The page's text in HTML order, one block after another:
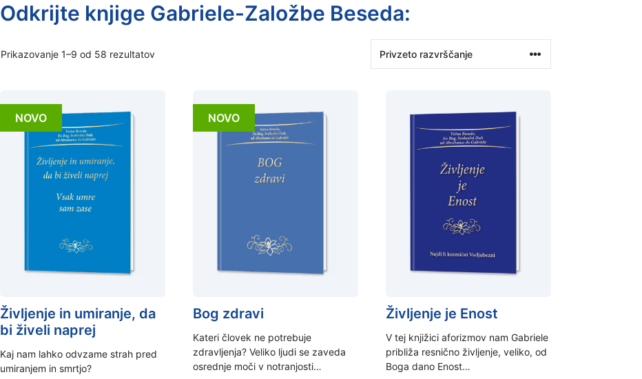
Odkrijte knjige Gabriele-Založbe Beseda:
Prikazovanje 1–9 od 58 rezultatov
NOVO
Življenje in umiranje, da
bi živeli naprej
Kaj nam lahko odvzame strah pred
umiranjem in smrtjo?
NOVO
Bog zdravi
Kateri človek ne potrebuje
zdravljenja? Veliko ljudi se zaveda
osrednje moči v notranjosti…
Življenje je Enost
V tej knjižici aforizmov nam Gabriele
približa resnično življenje, veliko, od
Boga dano Enost…